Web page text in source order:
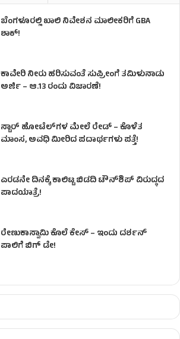
ಬೆಂಗಳೂರಲ್ಲಿ ಖಾಲಿ ನಿವೇಶನ ಮಾಲೀಕರಿಗೆ GBA
ಶಾಕ್!
ಕಾವೇರಿ ನೀರು ಹರಿಸುವಂತೆ ಸುಪ್ರೀಂಗೆ ತಮಿಳುನಾಡು
ಅರ್ಜಿ – ಆ.13 ರಂದು ವಿಚಾರಣೆ!
ಸ್ಟಾರ್ ಹೋಟೆಲ್​​​ಗಳ ಮೇಲೆ ರೇಡ್ – ಕೊಳೆತ
ಮಾಂಸ, ಅವಧಿ ಮೀರಿದ ಪದಾರ್ಥಗಳು ಪತ್ತೆ!
ಎರಡನೇ ದಿನಕ್ಕೆ ಕಾಲಿಟ್ಟ ಬಿಡದಿ ಟೌನ್​ಶಿಪ್ ವಿರುದ್ಧದ
ಪಾದಯಾತ್ರೆ!
ರೇಣುಕಾಸ್ವಾಮಿ ಕೊಲೆ‌ ಕೇಸ್​ – ಇಂದು ದರ್ಶನ್
ಪಾಲಿಗೆ ಬಿಗ್ ಡೇ!